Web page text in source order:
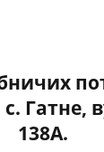
Гатне,
138А.